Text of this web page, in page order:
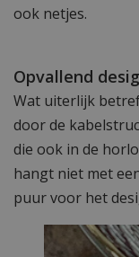
ook netjes.
Opvallend
Wat uiterlijk
door de
die ook in de
hangt niet met
puur voor het